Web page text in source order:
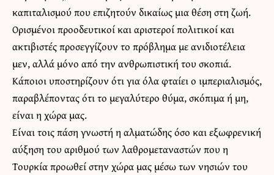
καπιταλισμού που επιζητούν δικαίως μια θέση στη ζωή.
Ορισμένοι προοδευτικοί και αριστεροί πολιτικοί και
ακτιβιστές προσεγγίζουν το πρόβλημα με ανιδιοτέλεια
μεν, αλλά μόνο από την ανθρωπιστική του σκοπιά.
Κάποιοι υποστηρίζουν ότι για όλα φταίει ο ιμπεριαλισμός,
παραβλέποντας ότι το μεγαλύτερο θύμα, σκόπιμα ή μη,
είναι η χώρα μας.
Είναι τοις πάση γνωστή η αλματώδης όσο και εξωφρενική
αύξηση του αριθμού των λαθρομεταναστών που η
Τουρκία προωθεί στην χώρα μας μέσω των νησιών του